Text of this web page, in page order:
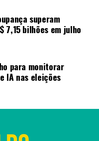
superam
7,15 bilhões em julho
para monitorar
IA nas eleições